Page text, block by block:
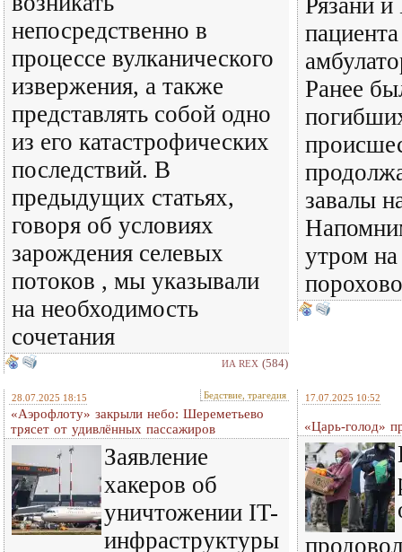
непосредственно в
процессе вулканического
извержения, а также
представлять собой одно
из его катастрофических
последствий. В
предыдущих статьях,
говоря об условиях
зарождения селевых
потоков , мы указывали
на необходимость
сочетания
ИА REX (584)
Ранее
завалы
утром
28.07.2025 18:15 Бедствие, трагедия
«Аэрофлоту» закрыли небо: Шереметьево
трясет от удивлённых пассажиров
Заявление
хакеров об
уничтожении IT-
инфраструктуры
17.07.2025 10:52
«Царь-голод»